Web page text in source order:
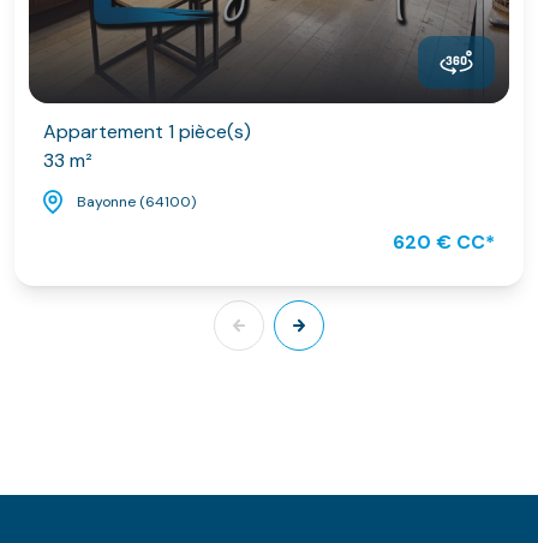
Appartement 1 pièce(s)
33 m²
Bayonne (64100)
620 € CC*